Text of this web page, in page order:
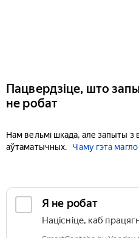
Пацвердзіце, што
не робат
Нам вельмі шкада, але запыты
аўтаматычных.
Чаму гэта
Я не робат
Націсніце, каб